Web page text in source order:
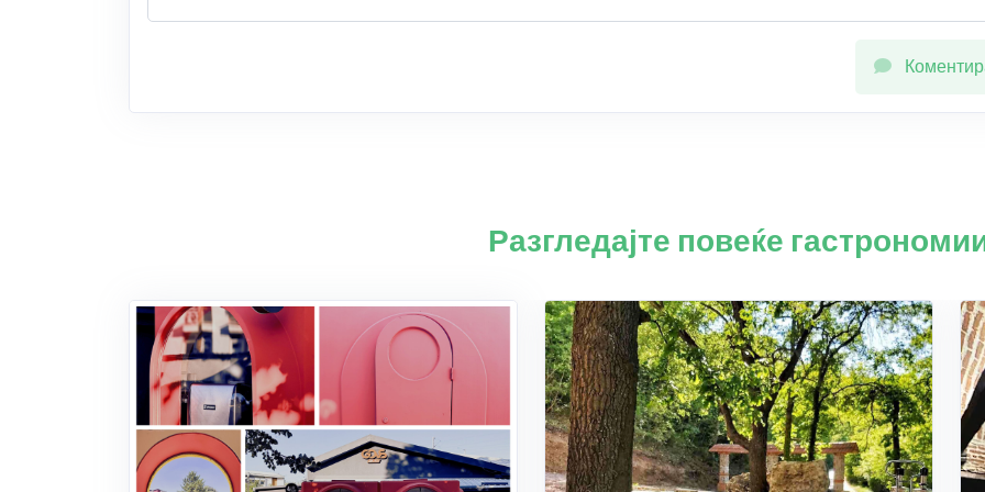
Разгледајте повеќе